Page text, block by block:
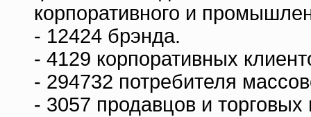
корпоративного и
- 12424 брэнда.
- 4129 корпоративных
- 294732 потребителя
- 3057 продавцов и торговых